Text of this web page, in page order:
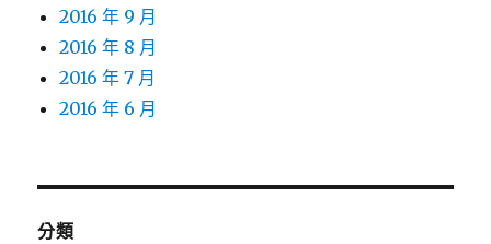
2016 年 9 月
2016 年 8 月
2016 年 7 月
2016 年 6 月
分類